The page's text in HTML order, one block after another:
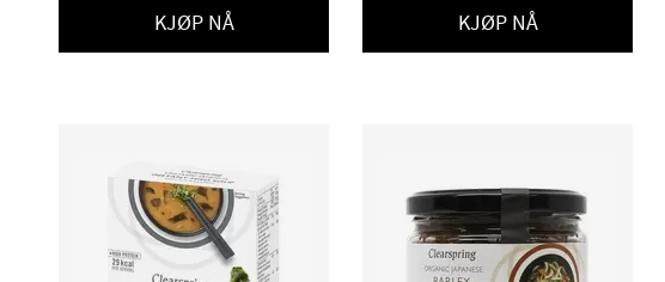
KJØP NÅ KJØP NÅ